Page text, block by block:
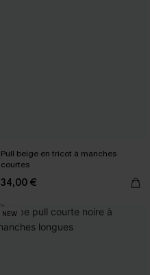
Pull beige en tricot à manches
courtes
34,00 €
NEW